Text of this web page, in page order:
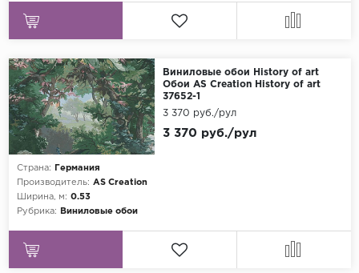
Rasch
Виниловые обои History of art
Обои AS Creation History of art
37652-1
Страна:
Германия
Производитель: AS Creation
Ширина, м: 0.53
Рубрика:
Виниловые обои
3 370 руб./рул
3 370 руб./рул